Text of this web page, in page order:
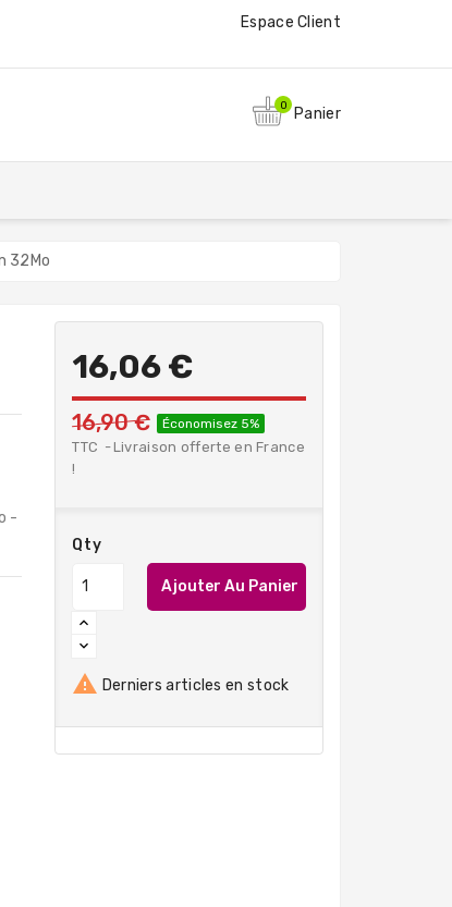
Espace Client
0 Panier
32Mo
-
16,06 €
16,90 € Économisez 5%
TTC
Livraison offerte en France
!
Qty
Ajouter Au Panier
 Derniers articles en stock